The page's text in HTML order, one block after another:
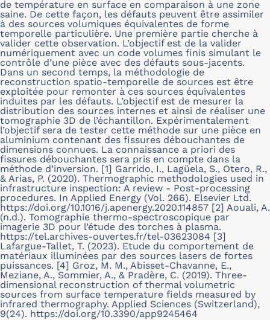
de température en surface en comparaison à une zone
saine. De cette façon, les défauts peuvent être assimiler
à des sources volumiques équivalentes de forme
temporelle particulière. Une première partie cherche à
valider cette observation. L’objectif est de la valider
numériquement avec un code volumes finis simulant le
contrôle d’une pièce avec des défauts sous-jacents.
Dans un second temps, la méthodologie de
reconstruction spatio-temporelle de sources est être
exploitée pour remonter à ces sources équivalentes
induites par les défauts. L’objectif est de mesurer la
distribution des sources internes et ainsi de réaliser une
tomographie 3D de l’échantillon. Expérimentalement
l’objectif sera de tester cette méthode sur une pièce en
aluminium contenant des fissures débouchantes de
dimensions connues. La connaissance a priori des
fissures débouchantes sera pris en compte dans la
méthode d’inversion. [1] Garrido, I., Lagüela, S., Otero, R.,
& Arias, P. (2020). Thermographic methodologies used in
infrastructure inspection: A review - Post-processing
procedures. In Applied Energy (Vol. 266). Elsevier Ltd.
https://doi.org/10.1016/j.apenergy.2020.114857 [2] Aouali, A.
(n.d.). Tomographie thermo-spectroscopique par
imagerie 3D pour l’étude des torches à plasma.
https://tel.archives-ouvertes.fr/tel-03623084 [3]
Lafargue-Tallet, T. (2023). Etude du comportement de
matériaux illuminées par des sources lasers de fortes
puissances. [4] Groz, M. M., Abisset-Chavanne, E.,
Meziane, A., Sommier, A., & Pradère, C. (2019). Three-
dimensional reconstruction of thermal volumetric
sources from surface temperature fields measured by
infrared thermography. Applied Sciences (Switzerland),
9(24). https://doi.org/10.3390/app9245464